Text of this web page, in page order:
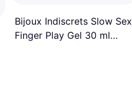
Bijoux Indiscrets Slow Sex
Finger Play Gel 30 ml